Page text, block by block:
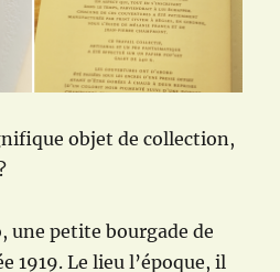
objet de collection,
une petite bourgade de
1919. Le lieu l’époque, il